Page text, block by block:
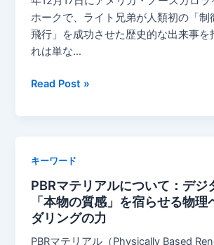
に
つ
い
ホークで、ライト兄弟が人類初の「制
飛行」を成功させた歴史的な出来事を
れは単な…
キ
ク・
モ
ー
メ
ン
Read Post »
キーワード
PBRマテリアルについて：デジ
「本物の質感」を宿らせる物理
ダリングの力
PBRマテリアル（Physically Based